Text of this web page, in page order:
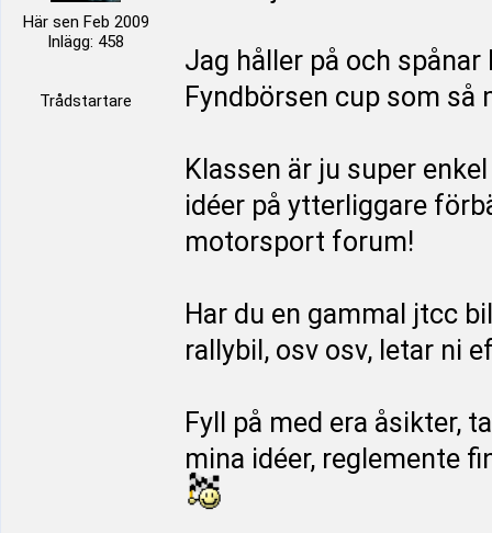
Här sen Feb 2009
Inlägg: 458
Trådstartare
Jag håller på och
Fyndbörsen cup som så
Klassen är ju super
idéer på ytterliggare
motorsport forum!
Har du en gammal jtcc
rallybil, osv osv, letar ni
Fyll på med era åsikter,
mina idéer, reglemente